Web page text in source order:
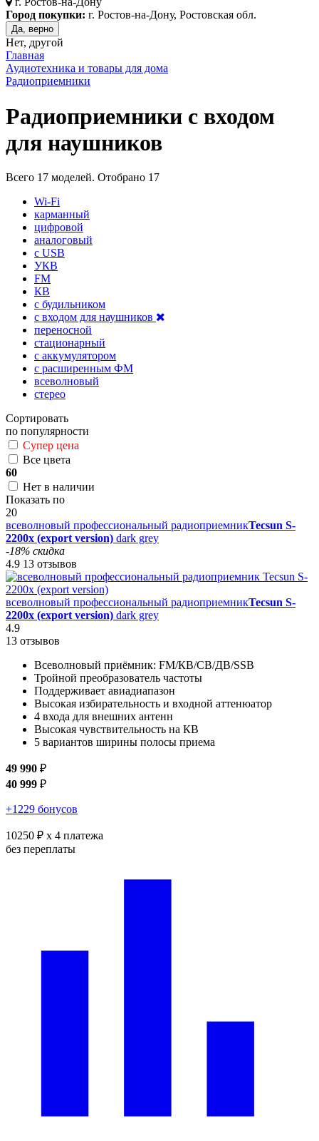
Город покупки: г. Ростов-на-Дону, Ростовская обл.
Да, верно
Нет, другой
Главная
Аудиотехника и товары для дома
Радиоприемники
Радиоприемники с входом
для наушников
Всего 17 моделей. Отобрано 17
Wi-Fi
карманный
цифровой
аналоговый
c USB
УКВ
FM
КВ
с будильником
с входом для наушников
переносной
стационарный
с аккумулятором
с расширенным ФМ
всеволновый
стерео
Сортировать
по популярности
Супер цена
Все цвета
60
Нет в наличии
Показать по
20
всеволновый профессиональный радиоприемникTecsun S-
2200x (export version) dark grey
-18% скидка
4.9 13 отзывов
всеволновый профессиональный радиоприемникTecsun S-
2200x (export version) dark grey
4.9
13 отзывов
Всеволновый приёмник: FM/КВ/СВ/ДВ/SSB
Тройной преобразователь частоты
Поддерживает авиадиапазон
Высокая избирательность и входной аттенюатор
4 входа для внешних антенн
Высокая чувствительность на КВ
5 вариантов ширины полосы приема
49 990 ₽
40 999 ₽
+1229 бонусов
10250 ₽ x 4 платежа
без переплаты